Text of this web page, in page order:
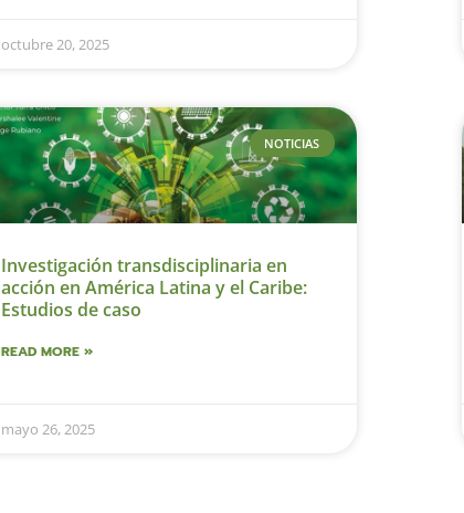
octubre 20, 2025
NOTICIAS
Investigación transdisciplinaria en
acción en América Latina y el Caribe:
Estudios de caso
READ MORE »
mayo 26, 2025